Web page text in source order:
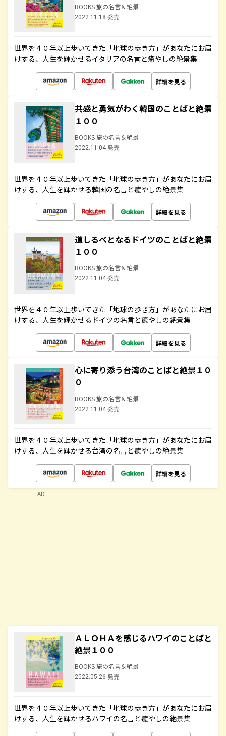
BOOKS 旅の名言＆絶景
2022.11.18 発売
世界を４０年以上歩いてきた「地球の歩き方」があなたにお届
けする、人生を輝かせるイタリアの名言と癒やしの絶景集
詳細を見る
共感と勇気がわく韓国のことばと絶景
１００
BOOKS 旅の名言＆絶景
2022.11.04 発売
世界を４０年以上歩いてきた「地球の歩き方」があなたにお届
けする、人生を輝かせる韓国の名言と癒やしの絶景集
詳細を見る
道しるべとなるドイツのことばと絶景
１００
BOOKS 旅の名言＆絶景
2022.11.04 発売
世界を４０年以上歩いてきた「地球の歩き方」があなたにお届
けする、人生を輝かせるドイツの名言と癒やしの絶景集
詳細を見る
心に寄り添う台湾のことばと絶景１０
０
BOOKS 旅の名言＆絶景
2022.11.04 発売
世界を４０年以上歩いてきた「地球の歩き方」があなたにお届
けする、人生を輝かせる台湾の名言と癒やしの絶景集
詳細を見る
ＡＬＯＨＡを感じるハワイのことばと
絶景１００
BOOKS 旅の名言＆絶景
2022.05.26 発売
世界を４０年以上歩いてきた「地球の歩き方」があなたにお届
けする、人生を輝かせるハワイの名言と癒やしの絶景集
AD